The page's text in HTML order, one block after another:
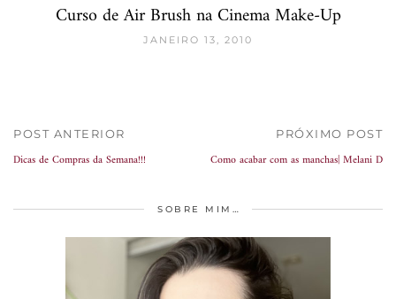
Curso de Air Brush na Cinema Make-Up
JANEIRO 13, 2010
POST ANTERIOR
Dicas de Compras da Semana!!!
PRÓXIMO POST
Como acabar com as manchas| Melani D
SOBRE MIM…